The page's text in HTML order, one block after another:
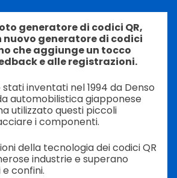
generatore di codici QR,
generatore di codici
che aggiunge un tocco
e alle registrazioni.
stati inventati nel 1994 da Denso
automobilistica giapponese
utilizzato questi piccoli
i componenti.
della tecnologia dei codici QR
industrie e superano
confini.